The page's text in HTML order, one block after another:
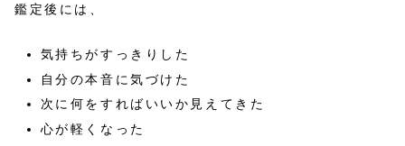
鑑定後には、
気持ちがすっきりした
自分の本音に気づけた
次に何をすればいいか見えてきた
心が軽くなった